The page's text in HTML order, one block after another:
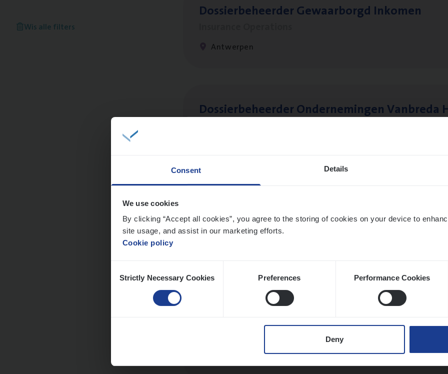
Consent Details
We use cookies
By clicking “Accept all cookies”, you agree to the storing of cookies on your device to
site usage, and assist in our marketing efforts.
Cookie policy
Selection
Strictly Necessary Cookies Preferences Performance Cookies
Deny
Wis alle filters
Dos­sier­be­heer­der Gewaar­borgd Inkomen
Antwerpen
Dos­sier­be­heer­der Onder­ne­min­gen Van­b­re­da
Dos­sier­be­heer­der Pro­per­ty verzekeringen
Insurance Operations
Client Exe­cu­ti­ve Marine